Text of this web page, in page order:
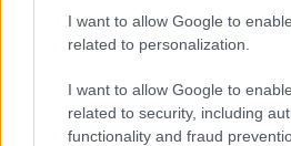
I want to allow Google to
related to personalization.
I want to allow Google to
related to security, including
functionality and fraud
A tizedik
részeként
handheld
PCW.pro | 2024.09.24